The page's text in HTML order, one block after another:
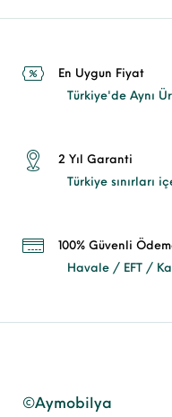
En Uygun Fiyat
Türkiye'de Aynı
2 Yıl Garanti
Türkiye sınırları
100% Güvenli
Havale / EFT /
©Aymobilya